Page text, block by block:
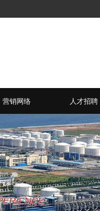
营销网络 人才招聘